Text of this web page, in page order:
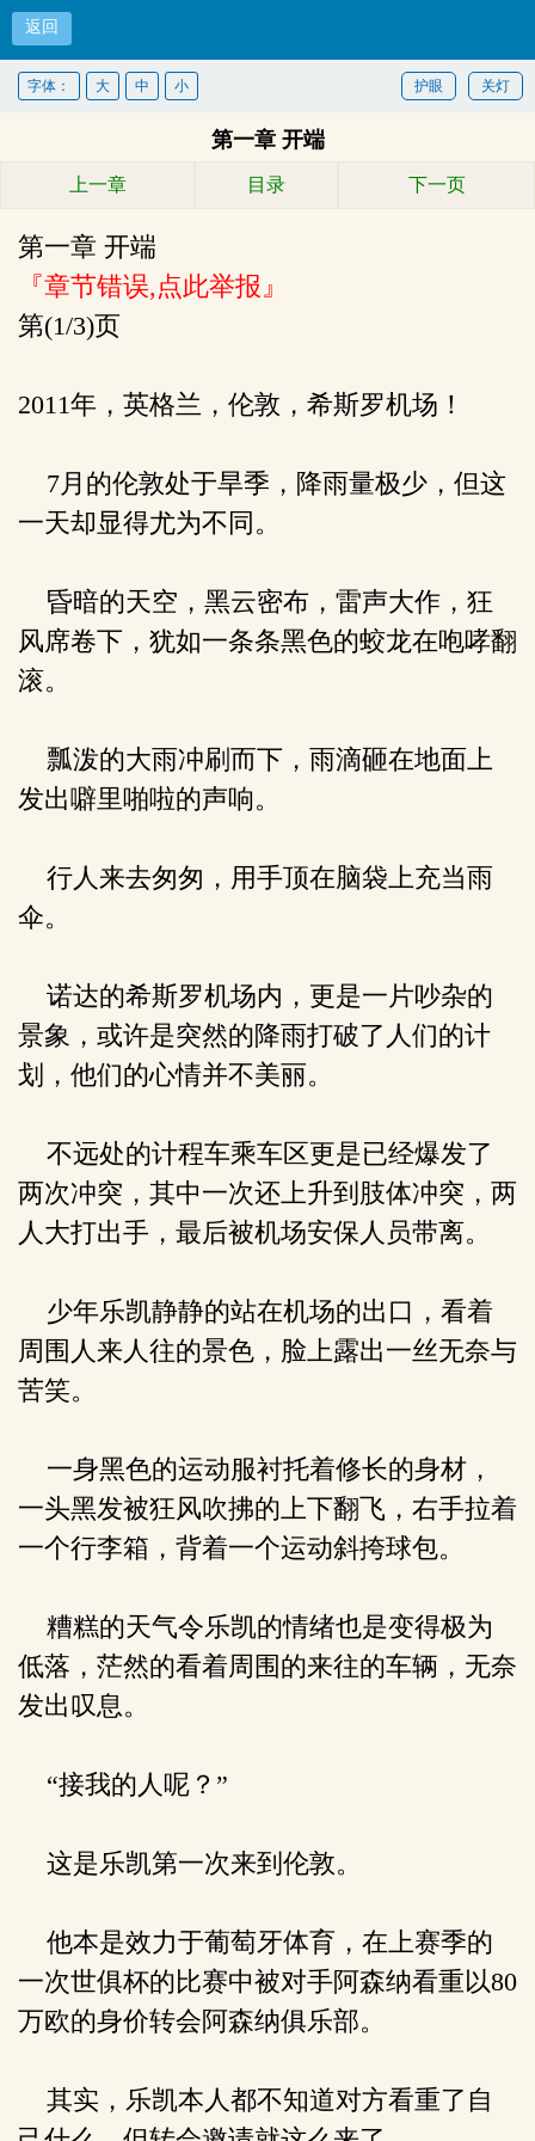
返回
关灯
护眼
字体： 大 中 小
第一章 开端
上一章 目录 下一页
第一章 开端
『章节错误,点此举报』
第(1/3)页
2011年，英格兰，伦敦，希斯罗机场！
7月的伦敦处于旱季，降雨量极少，但这
一天却显得尤为不同。
昏暗的天空，黑云密布，雷声大作，狂
风席卷下，犹如一条条黑色的蛟龙在咆哮翻
滚。
瓢泼的大雨冲刷而下，雨滴砸在地面上
发出噼里啪啦的声响。
行人来去匆匆，用手顶在脑袋上充当雨
伞。
诺达的希斯罗机场内，更是一片吵杂的
景象，或许是突然的降雨打破了人们的计
划，他们的心情并不美丽。
不远处的计程车乘车区更是已经爆发了
两次冲突，其中一次还上升到肢体冲突，两
人大打出手，最后被机场安保人员带离。
少年乐凯静静的站在机场的出口，看着
周围人来人往的景色，脸上露出一丝无奈与
苦笑。
一身黑色的运动服衬托着修长的身材，
一头黑发被狂风吹拂的上下翻飞，右手拉着
一个行李箱，背着一个运动斜挎球包。
糟糕的天气令乐凯的情绪也是变得极为
低落，茫然的看着周围的来往的车辆，无奈
发出叹息。
“接我的人呢？”
这是乐凯第一次来到伦敦。
他本是效力于葡萄牙体育，在上赛季的
一次世俱杯的比赛中被对手阿森纳看重以80
万欧的身价转会阿森纳俱乐部。
其实，乐凯本人都不知道对方看重了自